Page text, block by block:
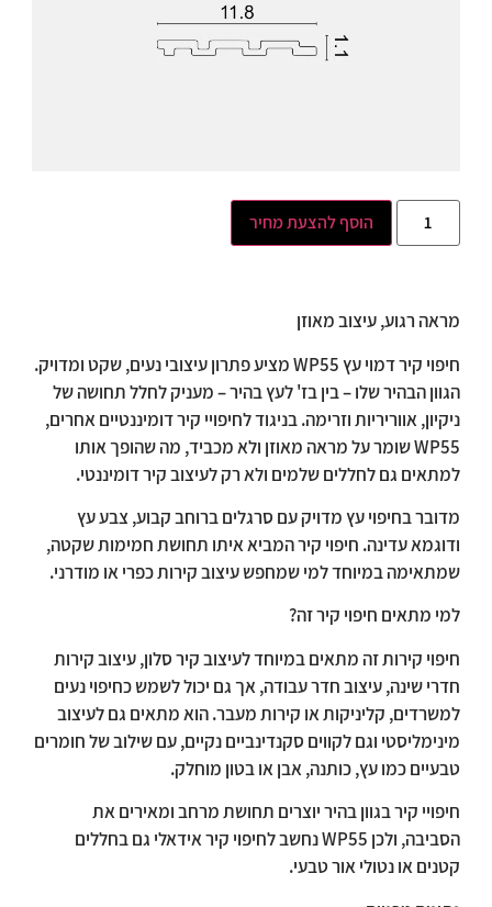
הוסף להצעת מחיר
מראה רגוע, עיצוב מאוזן
חיפוי קיר דמוי עץ WP55 מציע פתרון עיצובי נעים, שקט ומדויק.
הגוון הבהיר שלו – בין בז' לעץ בהיר – מעניק לחלל תחושה של
ניקיון, אווריריות וזרימה. בניגוד לחיפויי קיר דומיננטיים אחרים,
WP55 שומר על מראה מאוזן ולא מכביד, מה שהופך אותו
למתאים גם לחללים שלמים ולא רק לעיצוב קיר דומיננטי.
מדובר בחיפוי עץ מדויק עם סרגלים ברוחב קבוע, צבע עץ
ודוגמא עדינה. חיפוי קיר המביא איתו תחושת חמימות שקטה,
שמתאימה במיוחד למי שמחפש עיצוב קירות כפרי או מודרני.
למי מתאים חיפוי קיר זה?
חיפוי קירות זה מתאים במיוחד לעיצוב קיר סלון, עיצוב קירות
חדרי שינה, עיצוב חדר עבודה, אך גם יכול לשמש כחיפוי נעים
למשרדים, קליניקות או קירות מעבר. הוא מתאים גם לעיצוב
מינימליסטי וגם לקווים סקנדינביים נקיים, עם שילוב של חומרים
טבעיים כמו עץ, כותנה, אבן או בטון מוחלק.
חיפויי קיר בגוון בהיר יוצרים תחושת מרחב ומאירים את
הסביבה, ולכן WP55 נחשב לחיפוי קיר אידאלי גם בחללים
קטנים או נטולי אור טבעי.